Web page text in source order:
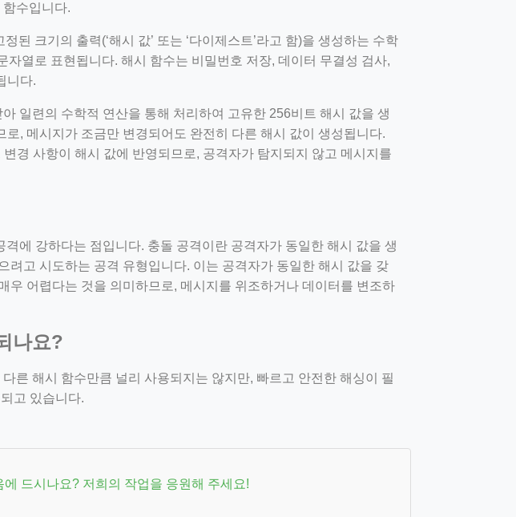
수입니다.
된 크기의 출력(‘해시 값’ 또는 ‘다이제스트’라고 함)을 생성하는 수학
자열로 표현됩니다. 해시 함수는 비밀번호 저장, 데이터 무결성 검사,
니다.
일련의 수학적 연산을 통해 처리하여 고유한 256비트 해시 값을 생
, 메시지가 조금만 변경되어도 완전히 다른 해시 값이 생성됩니다.
경 사항이 해시 값에 반영되므로, 공격자가 탐지되지 않고 메시지를
에 강하다는 점입니다. 충돌 공격이란 공격자가 동일한 해시 값을 생
려고 시도하는 공격 유형입니다. 이는 공격자가 동일한 해시 값을 갖
우 어렵다는 것을 의미하므로, 메시지를 위조하거나 데이터를 변조하
나요?
른 해시 함수만큼 널리 사용되지는 않지만, 빠르고 안전한 해싱이 필
고 있습니다.
드시나요? 저희의 작업을 응원해 주세요!